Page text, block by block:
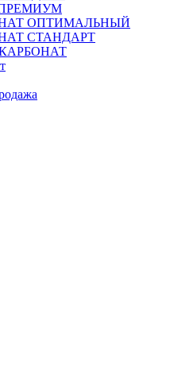
ОПТИМАЛЬНЫЙ
СТАНДАРТ